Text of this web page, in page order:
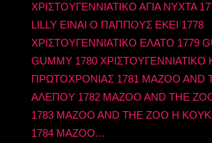
ΧΡΙΣΤΟΥΓΕΝΝΙΑΤΙΚΟ ΑΓΙΑ ΝΥΧΤΑ
LILLY ΕΙΝΑΙ Ο ΠΑΠΠΟΥΣ ΕΚΕΙ 1778
ΧΡΙΣΤΟΥΓΕΝΝΙΑΤΙΚΟ ΕΛΑΤΟ 1779
GUMMY 1780
ΠΡΩΤΟΧΡΟΝΙΑΣ 1781 MAZOO AND
ΑΛΕΠΟΥ 1782 MAZOO AND THE
1783 MAZOO AND THE ZOO Η
1784 MAZOO…